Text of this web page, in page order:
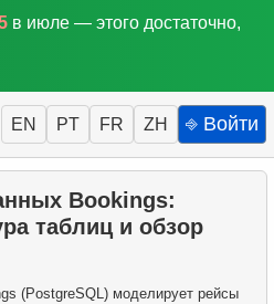
в июле — этого достаточно,
EN PT FR ZH ⎆ Войти
Bookings:
таблиц и обзор
(PostgreSQL) моделирует рейсы